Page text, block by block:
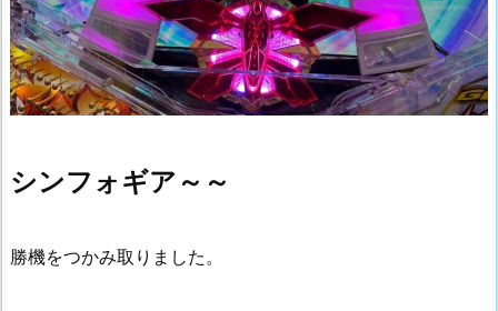
シンフォギア～～
勝機をつかみ取りました。